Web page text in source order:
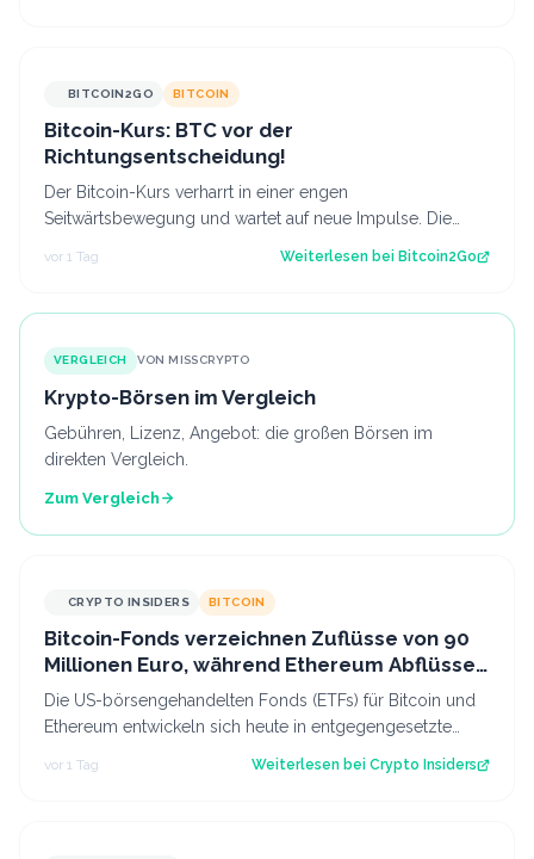
BITCOIN2GO BITCOIN
Bitcoin-Kurs: BTC vor der
Richtungsentscheidung!
Der Bitcoin-Kurs verharrt in einer engen
Seitwärtsbewegung und wartet auf neue Impulse. Die
aktuelle Chartstruktur deutet auf eine bevorsteh…
vor 1 Tag Weiterlesen bei Bitcoin2Go
VERGLEICH VON MISSCRYPTO
Krypto-Börsen im Vergleich
Gebühren, Lizenz, Angebot: die großen Börsen im
direkten Vergleich.
Zum Vergleich
CRYPTO INSIDERS BITCOIN
Bitcoin-Fonds verzeichnen Zuflüsse von 90
Millionen Euro, während Ethereum Abflüsse
hinnehmen muss
Die US-börsengehandelten Fonds (ETFs) für Bitcoin und
Ethereum entwickeln sich heute in entgegengesetzte
vor 1 Tag Weiterlesen bei Crypto Insiders